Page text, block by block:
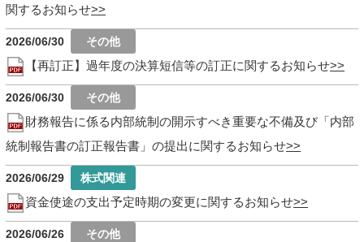
関するお知らせ
2026/06/30
【再訂正】過年度の決算短信等の訂正に関するお知らせ
2026/06/30
財務報告に係る内部統制の開示すべき重要な不備及び「内部
統制報告書の訂正報告書」の提出に関するお知らせ
2026/06/29
資金使途の支出予定時期の変更に関するお知らせ
2026/06/26